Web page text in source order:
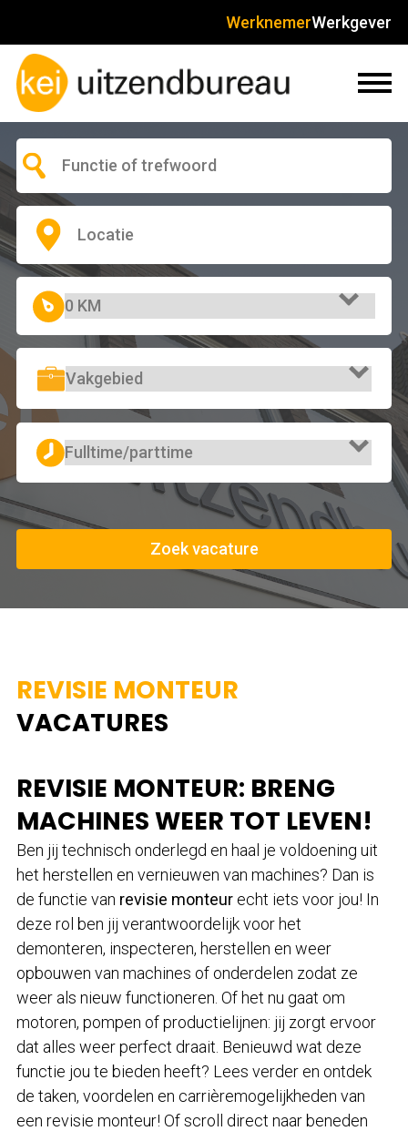
WerknemerWerkgever
Zoek vacature
REVISIE MONTEUR
VACATURES
REVISIE MONTEUR: BRENG
MACHINES WEER TOT LEVEN!
Ben jij technisch onderlegd en haal je voldoening uit
het herstellen en vernieuwen van machines? Dan is
de functie van revisie monteur echt iets voor jou! In
deze rol ben jij verantwoordelijk voor het
demonteren, inspecteren, herstellen en weer
opbouwen van machines of onderdelen zodat ze
weer als nieuw functioneren. Of het nu gaat om
motoren, pompen of productielijnen: jij zorgt ervoor
dat alles weer perfect draait. Benieuwd wat deze
functie jou te bieden heeft? Lees verder en ontdek
de taken, voordelen en carrièremogelijkheden van
een revisie monteur! Of scroll direct naar beneden